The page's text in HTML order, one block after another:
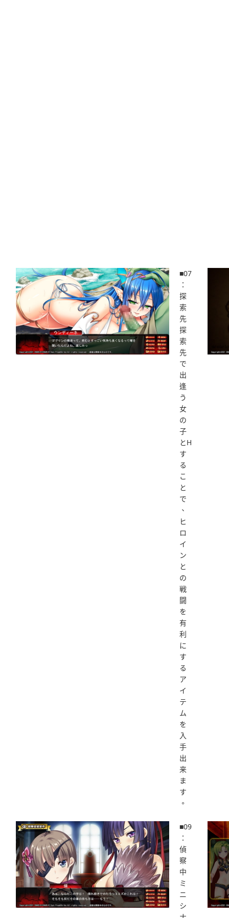
■07
：
探
索
先
探
索
先
で
出
逢
う
女
の
子
とH
す
る
こ
と
で
、
ヒ
ロ
イ
ン
と
の
戦
闘
を
有
利
に
す
る
ア
イ
テ
ム
を
入
手
出
来
ま
す
。
■09
：
偵
察
中
ミ
ニ
シ